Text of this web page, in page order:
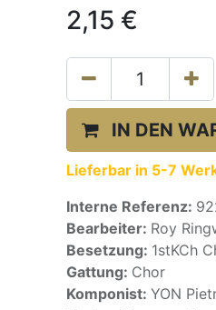
2,15 €
IN DEN
Lieferbar in 5-7
Interne Referenz:
Bearbeiter: Roy
Besetzung: 1stKCh
Gattung: Chor
Komponist: YON